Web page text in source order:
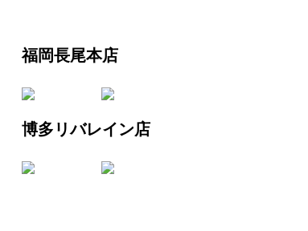
福岡長尾本店
博多リバレイン店